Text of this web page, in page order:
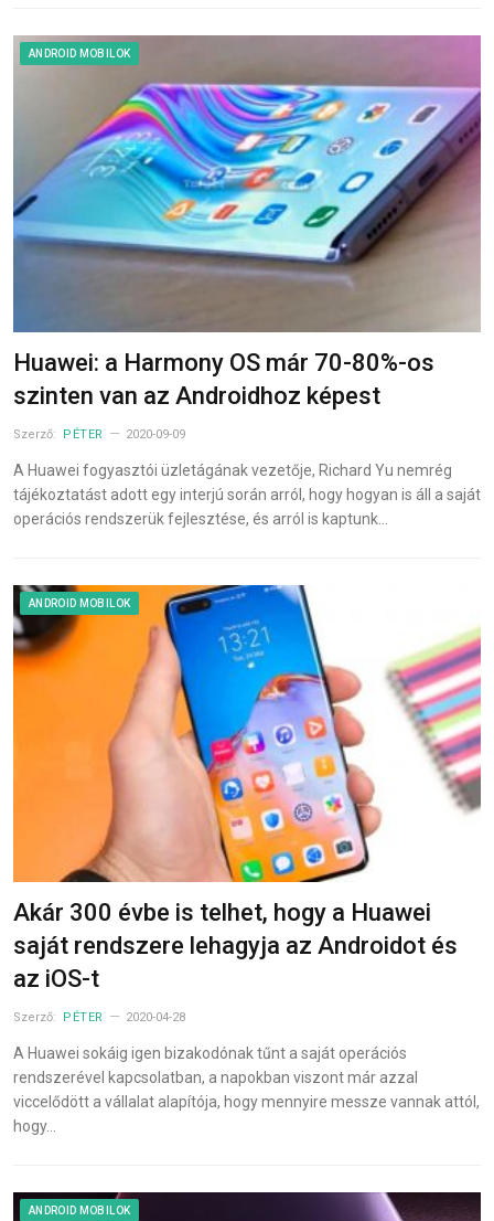
ANDROID MOBILOK
Huawei: a Harmony OS már 70-80%-os
szinten van az Androidhoz képest
Szerző: PÉTER 2020-09-09
A Huawei fogyasztói üzletágának vezetője, Richard Yu nemrég
tájékoztatást adott egy interjú során arról, hogy hogyan is áll a saját
operációs rendszerük fejlesztése, és arról is kaptunk…
ANDROID MOBILOK
Akár 300 évbe is telhet, hogy a Huawei
saját rendszere lehagyja az Androidot és
az iOS-t
Szerző: PÉTER 2020-04-28
A Huawei sokáig igen bizakodónak tűnt a saját operációs
rendszerével kapcsolatban, a napokban viszont már azzal
viccelődött a vállalat alapítója, hogy mennyire messze vannak attól,
hogy…
ANDROID MOBILOK